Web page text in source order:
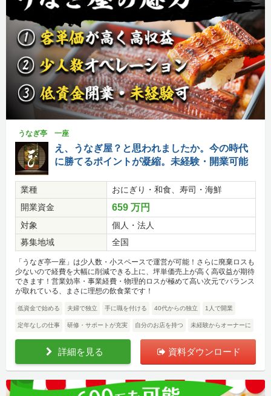
うなぎ亭 一座
え、うなぎ屋？と思われましたか。今の時代
に勝てるポイントが凝縮。未経験・開業可能
業種
おにぎり・和食、寿司・海鮮
開業資金
659 万円
対象
個人・法人
募集地域
全国
「うなぎ亭一座」は少人数・小スペースで運営が可能！さらに廃棄ロスも
少ないので経費を大幅に削減できる上に、坪単価売上が高く高収益が期待
できます！営業効率・事業経費・物理的ロスが極めて高い次元でバランス
が取れている、まさに理想の飲食業です！
低資金で始める 夫婦で独立 手に職を付ける 40代からの独立 1人で開業
定年なしの仕事 研修・サポートが充実 自分のお店を持つ 未経験からオーナーに
詳細を見る 資料ダウンロード